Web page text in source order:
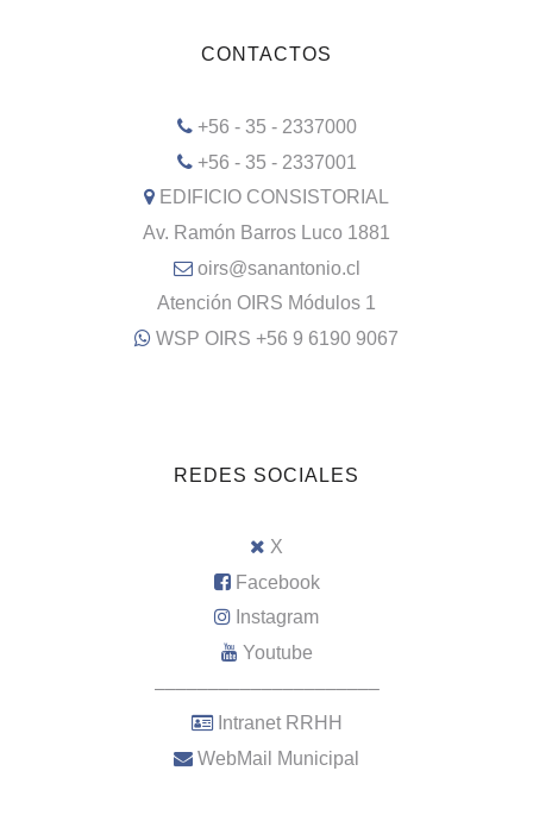
CONTACTOS
+56 - 35 - 2337000
+56 - 35 - 2337001
EDIFICIO CONSISTORIAL
Av. Ramón Barros Luco 1881
oirs@sanantonio.cl
Atención OIRS Módulos 1
WSP OIRS +56 9 6190 9067
REDES SOCIALES
X
Facebook
Instagram
Youtube
–––––––––––––––––––––
Intranet RRHH
WebMail Municipal